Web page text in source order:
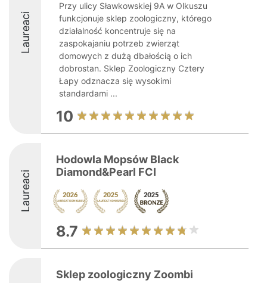
Laureaci
Przy ulicy Sławkowskiej 9A w Olkuszu
funkcjonuje sklep zoologiczny, którego
działalność koncentruje się na
zaspokajaniu potrzeb zwierząt
domowych z dużą dbałością o ich
dobrostan. Sklep Zoologiczny Cztery
Łapy odznacza się wysokimi
standardami ...
10
Laureaci
Hodowla Mopsów Black
Diamond&Pearl FCI
8.7
Sklep zoologiczny Zoombi